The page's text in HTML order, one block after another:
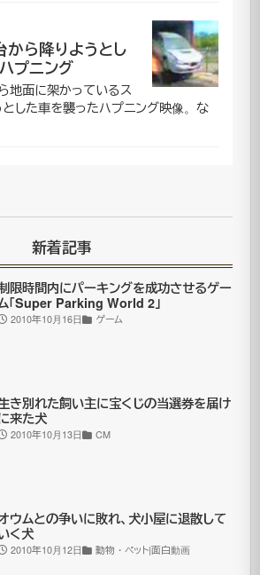
から降りようとし
プニング
地面に架かっているス
した車を襲ったハプニング映像。な
新着記事
限時間内にパーキングを成功させるゲー
「Super Parking World 2」
2010年10月16日 ゲーム
き別れた飼い主に宝くじの当選券を届け
来た犬
2010年10月13日 CM
ウムとの争いに敗れ、犬小屋に退散して
く犬
2010年10月12日 動物・ペット|面白動画